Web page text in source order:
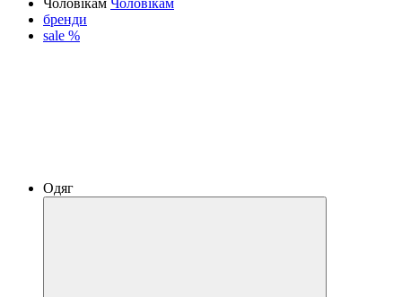
Чоловікам Чоловікам
бренди
sale %
Одяг